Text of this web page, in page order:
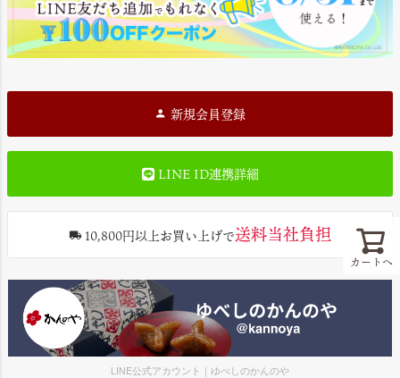
カートへ
新規会員登録
LINE ID連携詳細
10,800円以上お買い上げで送料当社負担
LINE公式アカウント｜ゆべしのかんのや